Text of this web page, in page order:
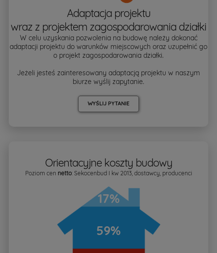
Adaptacja projektu
wraz z projektem zagospodarowania działki
W celu uzyskania pozwolenia na budowę należy dokonać
adaptacji projektu do warunków miejscowych oraz uzupełnić go
o projekt zagospodarowania działki.
Jeżeli jesteś zainteresowany adaptacją projektu w naszym
biurze wyślij zapytanie.
WYŚLIJ PYTANIE
Orientacyjne koszty budowy
Poziom cen netto: Sekocenbud I kw 2013, dostawcy, producenci
17%
59%